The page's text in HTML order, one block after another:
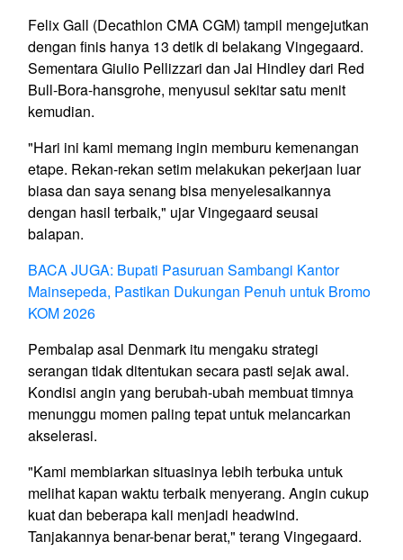
Felix Gall (Decathlon CMA CGM) tampil mengejutkan
dengan finis hanya 13 detik di belakang Vingegaard.
Sementara Giulio Pellizzari dan Jai Hindley dari Red
Bull-Bora-hansgrohe, menyusul sekitar satu menit
kemudian.
"Hari ini kami memang ingin memburu kemenangan
etape. Rekan-rekan setim melakukan pekerjaan luar
biasa dan saya senang bisa menyelesaikannya
dengan hasil terbaik," ujar Vingegaard seusai
balapan.
BACA JUGA: Bupati Pasuruan Sambangi Kantor
Mainsepeda, Pastikan Dukungan Penuh untuk Bromo
KOM 2026
Pembalap asal Denmark itu mengaku strategi
serangan tidak ditentukan secara pasti sejak awal.
Kondisi angin yang berubah-ubah membuat timnya
menunggu momen paling tepat untuk melancarkan
akselerasi.
"Kami membiarkan situasinya lebih terbuka untuk
melihat kapan waktu terbaik menyerang. Angin cukup
kuat dan beberapa kali menjadi headwind.
Tanjakannya benar-benar berat," terang Vingegaard.